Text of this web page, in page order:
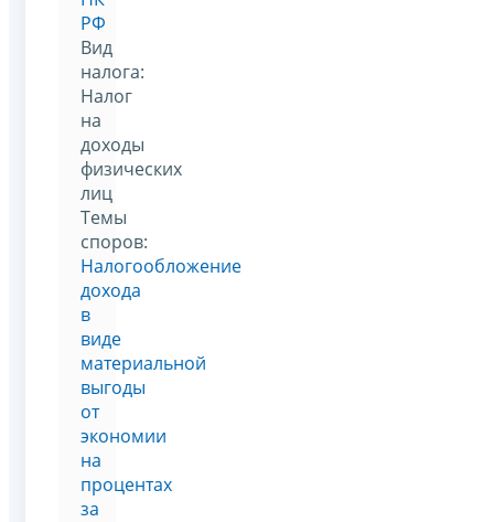
РФ
Вид
налога:
Налог
на
доходы
физических
лиц
Темы
споров:
Налогообложение
дохода
в
виде
материальной
выгоды
от
экономии
на
процентах
за